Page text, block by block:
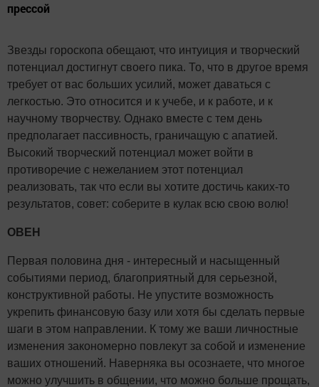
прессой
Звезды гороскопа обещают, что интуиция и творческий
потенциал достигнут своего пика. То, что в другое время
требует от вас больших усилий, может даваться с
легкостью. Это относится и к учебе, и к работе, и к
научному творчеству. Однако вместе с тем день
предполагает пассивность, граничащую с апатией.
Высокий творческий потенциал может войти в
противоречие с нежеланием этот потенциал
реализовать, так что если вы хотите достичь каких-то
результатов, совет: соберите в кулак всю свою волю!
ОВЕН
Первая половина дня - интересный и насыщенный
событиями период, благоприятный для серьезной,
конструктивной работы. Не упустите возможность
укрепить финансовую базу или хотя бы сделать первые
шаги в этом направлении. К тому же ваши личностные
изменения закономерно повлекут за собой и изменение
ваших отношений. Наверняка вы осознаете, что многое
можно улучшить в общении, что можно больше прощать,